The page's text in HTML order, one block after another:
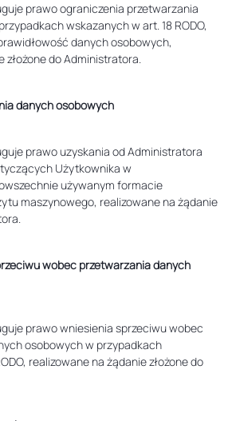
prawo ograniczenia przetwarzania
wskazanych w art. 18 RODO,
danych osobowych,
złożone do Administratora.
danych osobowych
prawo uzyskania od Administratora
Użytkownika w
używanym formacie
maszynowego, realizowane na żądanie
wobec przetwarzania danych
prawo wniesienia sprzeciwu wobec
osobowych w przypadkach
realizowane na żądanie złożone do